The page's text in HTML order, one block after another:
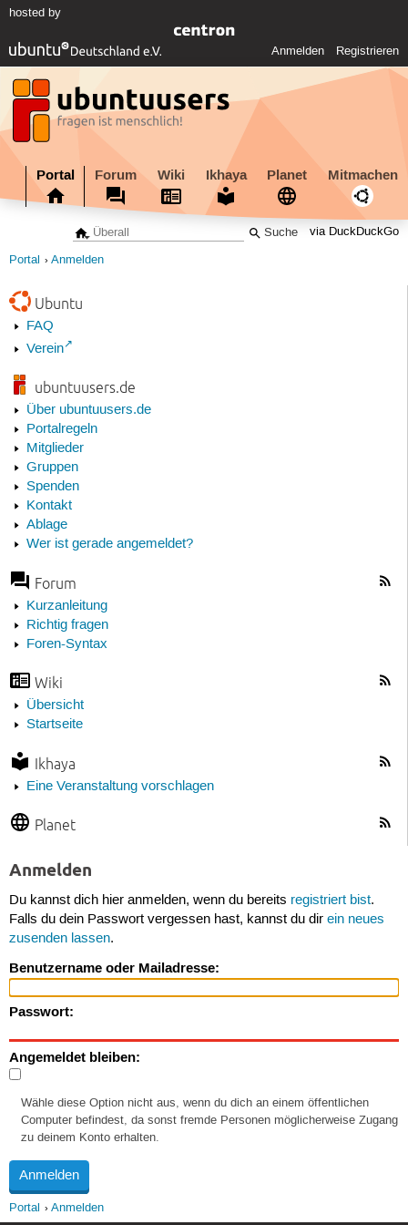
hosted by
Anmelden Registrieren
Portal Forum Wiki Ikhaya Planet Mitmachen
via DuckDuckGo
Portal Anmelden
Ubuntu
FAQ
Verein
ubuntuusers.de
Über ubuntuusers.de
Portalregeln
Mitglieder
Gruppen
Spenden
Kontakt
Ablage
Wer ist gerade angemeldet?
Forum
Kurzanleitung
Richtig fragen
Foren-Syntax
Wiki
Übersicht
Startseite
Ikhaya
Eine Veranstaltung vorschlagen
Planet
Anmelden
Du kannst dich hier anmelden, wenn du bereits registriert bist.
Falls du dein Passwort vergessen hast, kannst du dir ein neues
zusenden lassen.
Benutzername oder Mailadresse:
Passwort:
Angemeldet bleiben:
Wähle diese Option nicht aus, wenn du dich an einem öffentlichen
Computer befindest, da sonst fremde Personen möglicherweise Zugang
zu deinem Konto erhalten.
Portal Anmelden